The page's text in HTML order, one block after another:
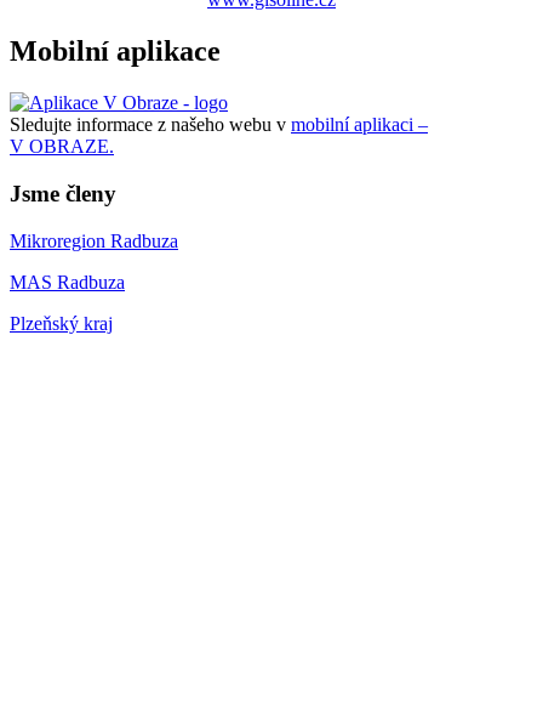
Mobilní aplikace
Sledujte informace z našeho webu v mobilní aplikaci –
V OBRAZE.
Jsme členy
Mikroregion Radbuza
MAS Radbuza
Plzeňský kraj